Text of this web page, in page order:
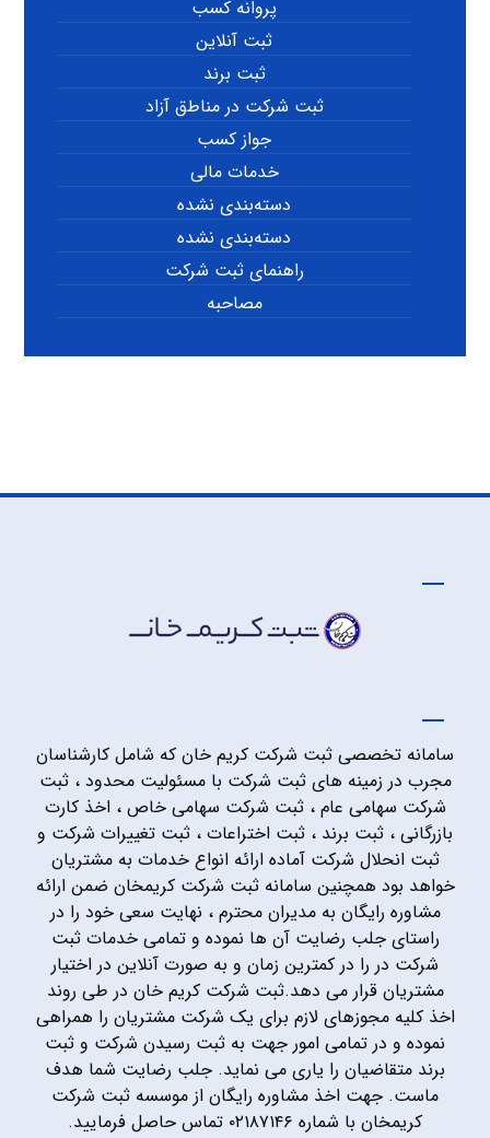
پروانه کسب
ثبت آنلاین
ثبت برند
ثبت شرکت در مناطق آزاد
جواز کسب
خدمات مالی
دسته‌بندی نشده
دسته‌بندی نشده
راهنمای ثبت شرکت
مصاحبه
سامانه تخصصی ثبت شرکت کریم خان که شامل کارشناسان
مجرب در زمینه های ثبت شرکت با مسئولیت محدود ، ثبت
شرکت سهامی عام ، ثبت شرکت سهامی خاص ، اخذ کارت
بازرگانی ، ثبت برند ، ثبت اختراعات ، ثبت تغییرات شرکت و
ثبت انحلال شرکت آماده ارائه انواع خدمات به مشتریان
خواهد بود همچنین سامانه ثبت شرکت کریمخان ضمن ارائه
مشاوره رایگان به مدیران محترم ، نهایت سعی خود را در
راستای جلب رضایت آن ها نموده و تمامی خدمات ثبت
شرکت در را در کمترین زمان و به صورت آنلاین در اختیار
مشتریان قرار می دهد.ثبت شرکت کریم خان در طی روند
اخذ کلیه مجوزهای لازم برای یک شرکت مشتریان را همراهی
نموده و در تمامی امور جهت به ثبت رسیدن شرکت و ثبت
برند متقاضیان را یاری می نماید. جلب رضایت شما هدف
ماست. جهت اخذ مشاوره رایگان از موسسه ثبت شرکت
کریمخان با شماره ۰۲۱۸۷۱۴۶ تماس حاصل فرمایید.